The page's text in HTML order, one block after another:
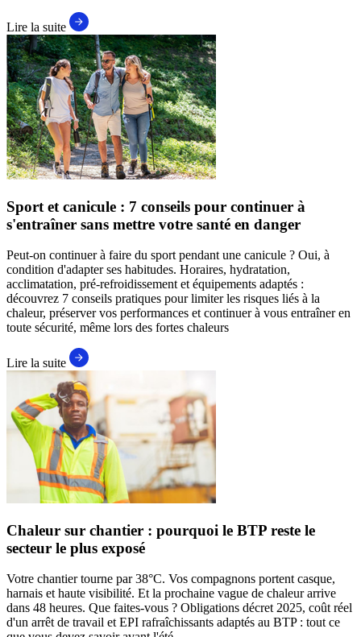
Lire la suite
Sport et canicule : 7 conseils pour continuer à
s'entraîner sans mettre votre santé en danger
Peut-on continuer à faire du sport pendant une canicule ? Oui, à
condition d'adapter ses habitudes. Horaires, hydratation,
acclimatation, pré-refroidissement et équipements adaptés :
découvrez 7 conseils pratiques pour limiter les risques liés à la
chaleur, préserver vos performances et continuer à vous entraîner en
toute sécurité, même lors des fortes chaleurs
Lire la suite
Chaleur sur chantier : pourquoi le BTP reste le
secteur le plus exposé
Votre chantier tourne par 38°C. Vos compagnons portent casque,
harnais et haute visibilité. Et la prochaine vague de chaleur arrive
dans 48 heures. Que faites-vous ? Obligations décret 2025, coût réel
d'un arrêt de travail et EPI rafraîchissants adaptés au BTP : tout ce